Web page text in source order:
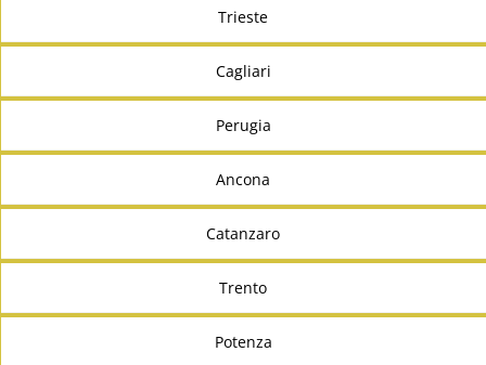
Trieste
Cagliari
Perugia
Ancona
Catanzaro
Trento
Potenza